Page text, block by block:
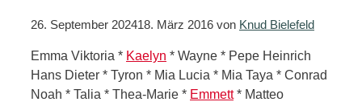
26. September 202418. März 2016 von Knud Bielefeld
Emma Viktoria * Kaelyn * Wayne * Pepe Heinrich
Hans Dieter * Tyron * Mia Lucia * Mia Taya * Conrad
Noah * Talia * Thea-Marie * Emmett* Matteo